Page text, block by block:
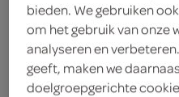
Lokaal
Heel
bieden. We gebruiken
om het gebruik van onze
analyseren en
geeft, maken we
doelgroepgerichte